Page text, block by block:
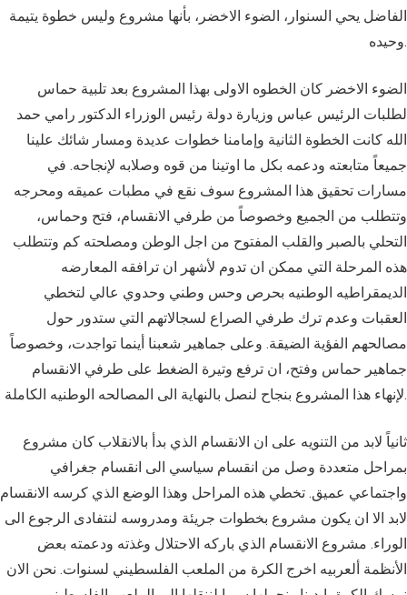
الفاضل يحي السنوار، الضوء الاخضر، بأنها مشروع وليس خطوة يتيمة
وحيده.
الضوء الاخضر كان الخطوه الاولى بهذا المشروع بعد تلبية حماس
لطلبات الرئيس عباس وزيارة دولة رئيس الوزراء الدكتور رامي حمد
الله كانت الخطوة الثانية وإمامنا خطوات عديدة ومسار شائك علينا
جميعاً متابعته ودعمه بكل ما اوتينا من قوه وصلابه لإنجاحه. في
مسارات تحقيق هذا المشروع سوف نقع في مطبات عميقه ومحرجه
وتتطلب من الجميع وخصوصاً من طرفي الانقسام، فتح وحماس،
التحلي بالصبر والقلب المفتوح من اجل الوطن ومصلحته كم وتتطلب
هذه المرحلة التي ممكن ان تدوم لأشهر ان ترافقه المعارضه
الديمقراطيه الوطنيه بحرص وحس وطني وحدوي عالي لتخطي
العقبات وعدم ترك طرفي الصراع لسجالاتهم التي ستدور حول
مصالحهم الفؤية الضيقة. وعلى جماهير شعبنا أينما تواجدت، وخصوصاً
جماهير حماس وفتح، ان ترفع وتيرة الضغط على طرفي الانقسام
لإنهاء هذا المشروع بنجاح لنصل بالنهاية الى المصالحه الوطنيه الكاملة.
ثانياً لابد من التنويه على ان الانقسام الذي بدأ بالانقلاب كان مشروع
بمراحل متعددة وصل من انقسام سياسي الى انقسام جغرافي
واجتماعي عميق. تخطي هذه المراحل وهذا الوضع الذي كرسه الانقسام
لابد الا ان يكون مشروع بخطوات جريئة ومدروسه لنتفادى الرجوع الى
الوراء. مشروع الانقسام الذي باركه الاحتلال وغذته ودعمته بعض
الأنظمة ألعربيه اخرج الكرة من الملعب الفلسطيني لسنوات. نحن الان